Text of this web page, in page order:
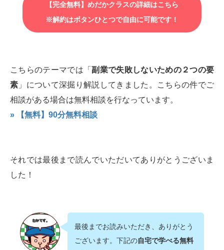
【完全無料】めだかクラスの詳細はこちら
※解約はボタンひとつで自由に可能です！
こちらのテーマでは「副業で失敗しないための２つの要
素 」について深掘り解説してきました。こちらの件でご
相談がある場合は無料相談を行なっています。
» 【無料】90分無料相談
それでは最後まで読んでいただいてありがとうございま
した！
最後までお読みいただき、ありがとう
ございます。下記の自宅で学べる無料